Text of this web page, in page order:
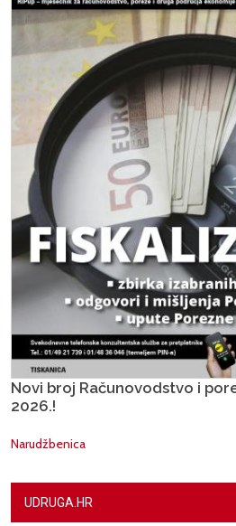
Novi broj Računovodstvo i
2026.!
Narudžbenica
UDRUGA.HR